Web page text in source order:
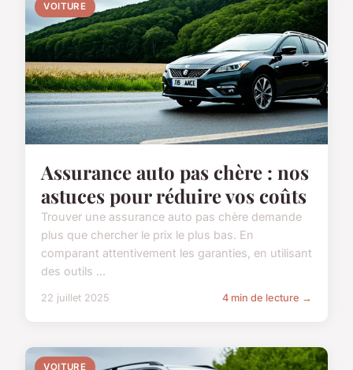
VOITURE
Assurance auto pas chère : nos
astuces pour réduire vos coûts
Trouver une assurance auto pas chère demande
plus que chercher le prix le plus bas. En
comparant attentivement les garanties, en utilisant
des outils ...
22 juillet 2025 4 min de lecture →
VOITURE